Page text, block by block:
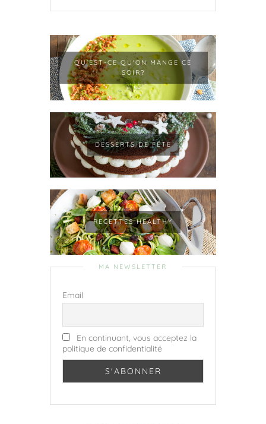
QU'EST-CE QU'ON MANGE CE
SOIR?
DESSERTS DE FÊTE
RECETTES HEALTHY
MA NEWSLETTER
Email
En continuant, vous acceptez la
politique de confidentialité